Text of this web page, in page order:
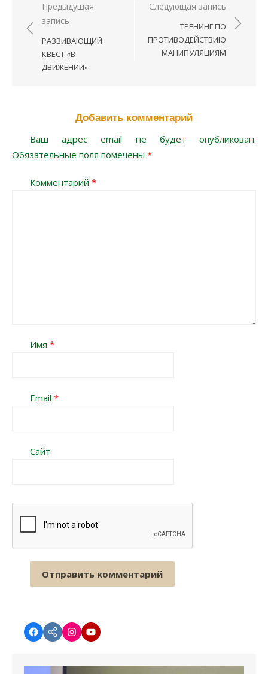
Навигация
по
записям
Предыдущая
запись
РАЗВИВАЮЩИЙ
КВЕСТ «В
ДВИЖЕНИИ»
Следующая запись
ТРЕНИНГ ПО
ПРОТИВОДЕЙСТВИЮ
МАНИПУЛЯЦИЯМ
Добавить комментарий
Ваш адрес email не будет опубликован.
Обязательные поля помечены *
Комментарий *
Имя *
Email *
Сайт
Facebook
vk.cominstagram.com
YouTube